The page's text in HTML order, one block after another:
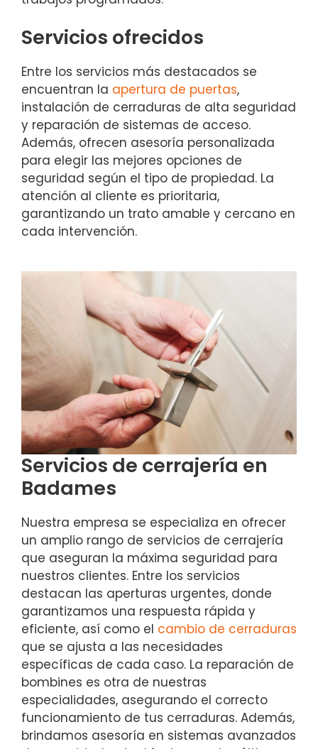
Servicios ofrecidos
Entre los servicios más destacados se
encuentran la apertura de puertas,
instalación de cerraduras de alta seguridad
y reparación de sistemas de acceso.
Además, ofrecen asesoría personalizada
para elegir las mejores opciones de
seguridad según el tipo de propiedad. La
atención al cliente es prioritaria,
garantizando un trato amable y cercano en
cada intervención.
Servicios de cerrajería en
Badames
Nuestra empresa se especializa en ofrecer
un amplio rango de servicios de cerrajería
que aseguran la máxima seguridad para
nuestros clientes. Entre los servicios
destacan las aperturas urgentes, donde
garantizamos una respuesta rápida y
eficiente, así como el cambio de cerraduras
que se ajusta a las necesidades
específicas de cada caso. La reparación de
bombines es otra de nuestras
especialidades, asegurando el correcto
funcionamiento de tus cerraduras. Además,
brindamos asesoría en sistemas avanzados